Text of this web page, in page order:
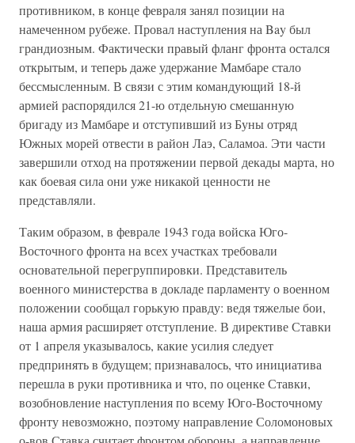
противником, в конце февраля занял позиции на
намеченном рубеже. Провал наступления на Bay был
грандиозным. Фактически правый фланг фронта остался
открытым, и теперь даже удержание Мамбаре стало
бессмысленным. В связи с этим командующий 18-й
армией распорядился 21-ю отдельную смешанную
бригаду из Мамбаре и отступивший из Буны отряд
Южных морей отвести в район Лаэ, Саламоа. Эти части
завершили отход на протяжении первой декады марта, но
как боевая сила они уже никакой ценности не
представляли.
Таким образом, в феврале 1943 года войска Юго-
Восточного фронта на всех участках требовали
основательной перегруппировки. Представитель
военного министерства в докладе парламенту о военном
положении сообщал горькую правду: ведя тяжелые бои,
наша армия расширяет отступление. В директиве Ставки
от 1 апреля указывалось, какие усилия следует
предпринять в будущем; признавалось, что инициатива
перешла в руки противника и что, по оценке Ставки,
возобновление наступления по всему Юго-Восточному
фронту невозможно, поэтому направление Соломоновых